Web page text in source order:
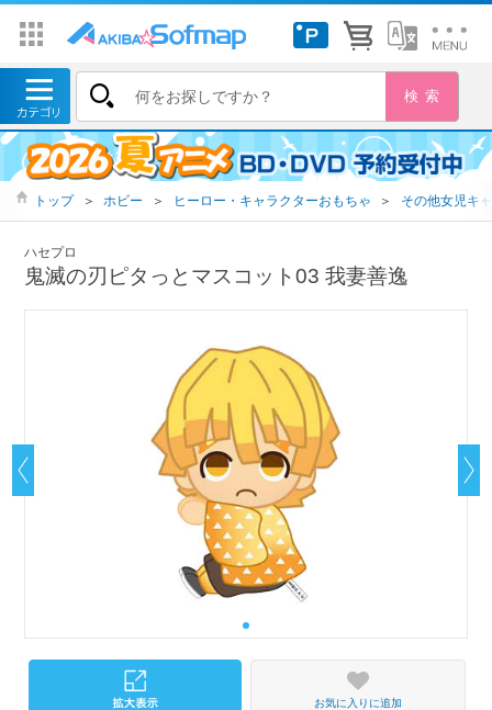
トップ ＞ ホビー ＞ ヒーロー・キャラクターおもちゃ ＞ その他女児キ
ハセプロ
鬼滅の刃ピタっとマスコット03 我妻善逸
お気に入りに追加